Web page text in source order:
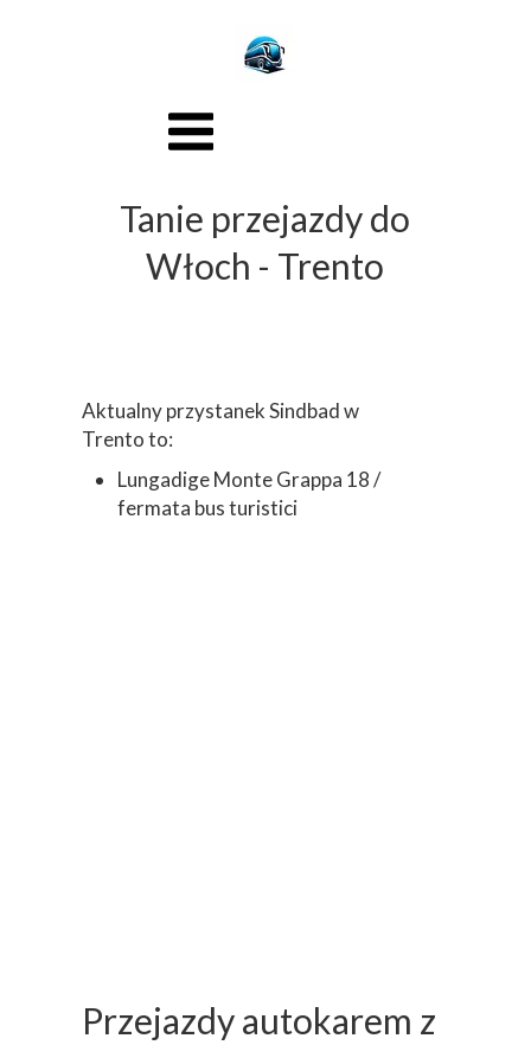
Aktualny przystanek Sindbad w
Trento to:
Lungadige Monte Grappa 18 /
fermata bus turistici
Przejazdy autokarem z
Tanie przejazdy do
Włoch - Trento